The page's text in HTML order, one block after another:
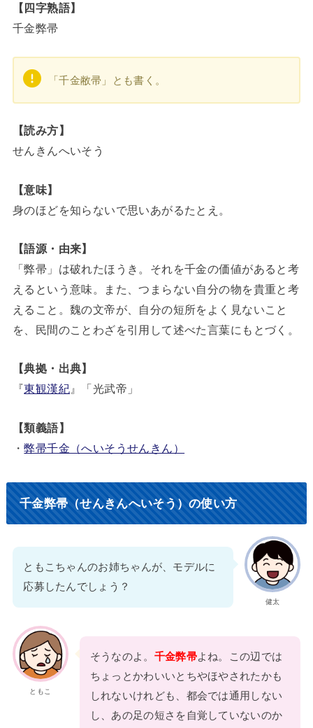
【四字熟語】
千金弊帚
「千金敝帚」とも書く。
【読み方】
せんきんへいそう
【意味】
身のほどを知らないで思いあがるたとえ。
【語源・由来】
「弊帚」は破れたほうき。それを千金の価値があると考
えるという意味。また、つまらない自分の物を貴重と考
えること。魏の文帝が、自分の短所をよく見ないこと
を、民間のことわざを引用して述べた言葉にもとづく。
【典拠・出典】
『東観漢紀』「光武帝」
【類義語】
・弊帚千金（へいそうせんきん）
千金弊帚（せんきんへいそう）の使い方
健太
ともこちゃんのお姉ちゃんが、モデルに
応募したんでしょう？
ともこ
そうなのよ。 千金弊帚よね。この辺では
ちょっとかわいいとちやほやされたかも
しれないけれども、都会では通用しない
し、あの足の短さを自覚していないのか